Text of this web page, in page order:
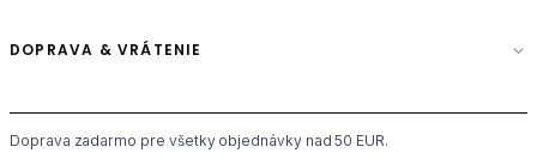
DOPRAVA & VRÁTENIE
Doprava zadarmo pre všetky objednávky nad 50 EUR.